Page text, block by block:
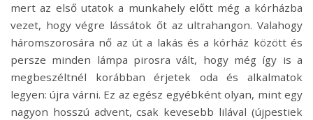
mert az első utatok a munkahely előtt még a kórházba
vezet, hogy végre lássátok őt az ultrahangon. Valahogy
háromszorosára nő az út a lakás és a kórház között és
persze minden lámpa pirosra vált, hogy még így is a
megbeszéltnél korábban érjetek oda és alkalmatok
legyen: újra várni. Ez az egész egyébként olyan, mint egy
nagyon hosszú advent, csak kevesebb lilával (újpestiek